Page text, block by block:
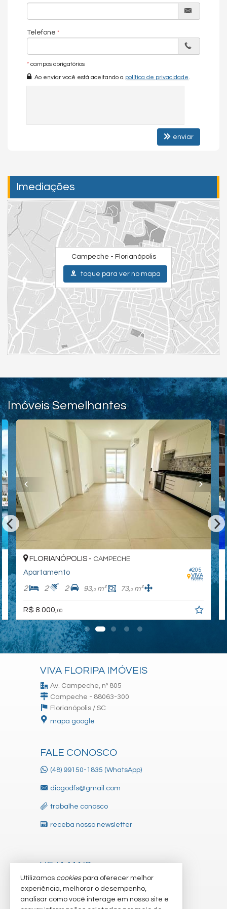
Viva Floripa Imóveis - Aluguel, Compra e Vendas
As informações estão sujeitas a alterações. Consulte o corretor
Telefone
* campos obrigatórios
Ao enviar você está aceitando a política de privacidade.
enviar
Imediações
Campeche - Florianópolis
toque para ver no mapa
Imóveis Semelhantes
#205
FLORIANÓPOLIS - CAMPECHE
Apartamento
2 2 2 93,0m² 73,0m²
R$ 8.000,00
VIVA FLORIPA IMÓVEIS
Av. Campeche, nº 805
Campeche - 88063-300
Florianópolis / SC
mapa google
FALE CONOSCO
(48) 99150-1835 (WhatsApp)
diogodfs@gmail.com
trabalhe conosco
receba nosso newsletter
VEJA MAIS
indicadores financeiros
cadastre seu imóvel
Utilizamos cookiespara oferecer melhor
experiência, melhorar o desempenho,
analisar como você interage em nosso site e